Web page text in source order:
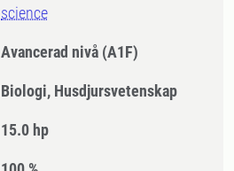
science
Avancerad nivå (A1F)
Biologi, Husdjursvetenskap
15.0 hp